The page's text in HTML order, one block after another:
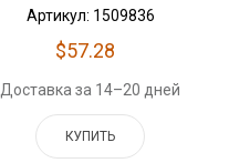
Артикул: 1509836
$57.28
Доставка за 14–20 дней
КУПИТЬ